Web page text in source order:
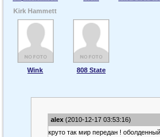
Kirk Hammett
Wink 808 State
alex (2010-12-17 03:53:16)
круто так мир передан !